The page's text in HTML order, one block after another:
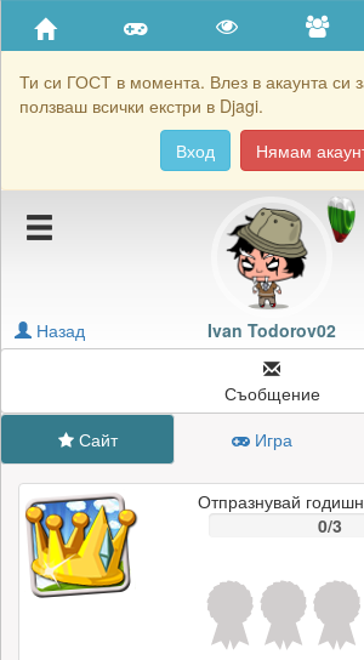
Ти си ГОСТ в момента. Влез в акаунта си
ползваш всички екстри в Djagi.
Вход
Нямам
Приятели
Хронология на игри
Подаръците на Ivan Todorov02
Картичките на Ivan Todorov02
Блокирай Ivan Todorov02Ivan Todorov02
Назад
Съобщение
Сайт
Игра
Отпразнувай
0/3